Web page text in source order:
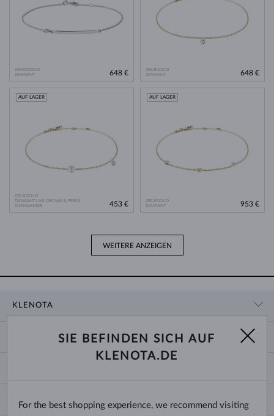
WEISSGOLD
DIAMANT
648 €
GELBGOLD
DIAMANT
648 €
GELBGOLD
DIAMANT LAB GROWN & PERLE
SÜSSWASSER
AUF LAGER
453 €
GELBGOLD
DIAMANT
AUF LAGER
953 €
WEITERE ANZEIGEN
KLENOTA
BLOG
ZAHLUNG UND VERSAND
TRAURINGE AUSWÄHLEN
KETTENGRÖSSEN UND -ARTEN
SIE BEFINDEN SICH AUF
KLENOTA.DE
For the best shopping experience, we recommend visiting